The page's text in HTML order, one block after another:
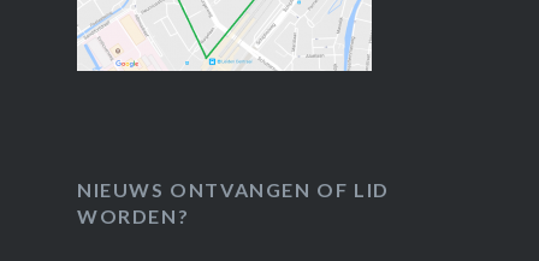
NIEUWS ONTVANGEN OF LID
WORDEN?